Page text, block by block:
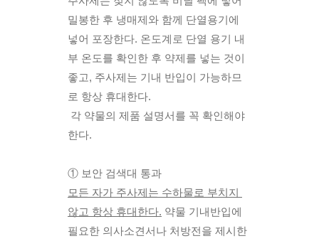
밀봉한 후 냉매제와 함께 단열용기에
넣어 포장한다. 온도계로 단열 용기 내
부 온도를 확인한 후 약제를 넣는 것이
좋고, 주사제는 기내 반입이 가능하므
로 항상 휴대한다.
한다.
① 보안 검색대 통과
모든 자가 주사제는 수하물로 부치지
않고 항상 휴대한다. 약물 기내반입에
필요한 의사소견서나 처방전을 제시한